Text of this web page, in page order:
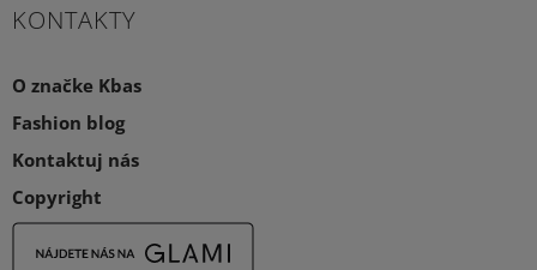
KONTAKTY
O značke Kbas
Fashion blog
Kontaktuj nás
Copyright